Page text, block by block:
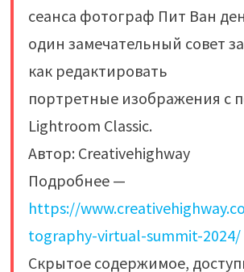
сеанса фотограф Пит Ван
один замечательный совет
как редактировать
портретные изображения с
Lightroom Classic.
Автор: Creativehighway
Подробнее —
https://
tography-virtual-summit-2024/
Скрытое содержимое,